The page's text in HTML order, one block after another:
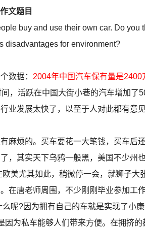
文题目
buy and use their own car. Do you
disadvantages for environment?
数据： 2004年中国汽车保有量是
，活跃在中国大街小巷的汽车增加了
业发展太快了，以至于人对此都有意
烦的。买车要花一大笔钱，买车后
，其实天下乌鸦一般黑，美国不少州
美尤其如此，稍微停一会，就狮子大
在唐老师周围，不少刚刚毕业参加工
呢?因为拥有自己的车就是实现了小
因为私车能够人们带来方便。在拥挤